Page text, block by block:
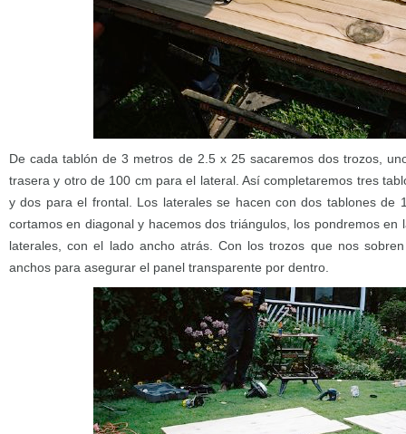
De cada tablón de 3 metros de 2.5 x 25 sacaremos dos trozos,
trasera y otro de 100 cm para el lateral. Así completaremos tres
y dos para el frontal. Los laterales se hacen con dos tablones de
cortamos en diagonal y hacemos dos triángulos, los pondremos en
laterales, con el lado ancho atrás. Con los trozos que nos
anchos para asegurar el panel transparente por dentro.